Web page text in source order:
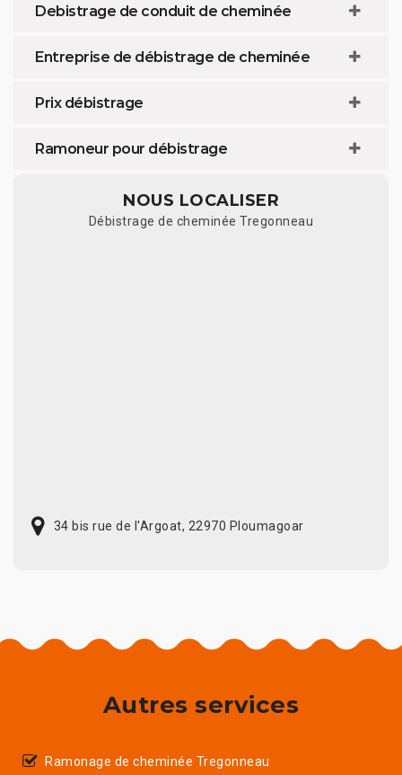
Debistrage de conduit de cheminée
Entreprise de débistrage de cheminée
Prix débistrage
Ramoneur pour débistrage
NOUS LOCALISER
Débistrage de cheminée Tregonneau
34 bis rue de l'Argoat, 22970 Ploumagoar
Autres services
Ramonage de cheminée Tregonneau